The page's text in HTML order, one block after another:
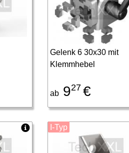
Gelenk 6 30x30 mit
Klemmhebel
ab927 €
I-Typ